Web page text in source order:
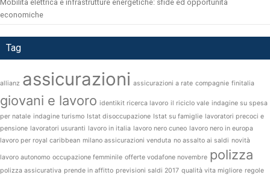
Mobilità elettrica e infrastrutture energetiche: sfide ed opportunità
economiche
Tag
allianz assicurazioni assicurazioni a rate compagnie finitalia
giovani e lavoro identikit ricerca lavoro il riciclo vale indagine su spesa
per natale indagine turismo Istat disoccupazione Istat su famiglie lavoratori precoci e
pensione lavoratori usuranti lavoro in italia lavoro nero cuneo lavoro nero in europa
lavoro per royal caribbean milano assicurazioni venduta no assalto ai saldi novità
lavoro autonomo occupazione femminile offerte vodafone novembre polizza
polizza assicurativa prende in affitto previsioni saldi 2017 qualità vita migliore regole